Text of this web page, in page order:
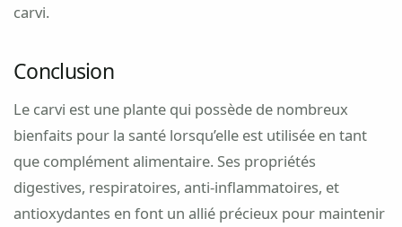
carvi.
Conclusion
Le carvi est une plante qui possède de nombreux
bienfaits pour la santé lorsqu’elle est utilisée en tant
que complément alimentaire. Ses propriétés
digestives, respiratoires, anti-inflammatoires, et
antioxydantes en font un allié précieux pour maintenir